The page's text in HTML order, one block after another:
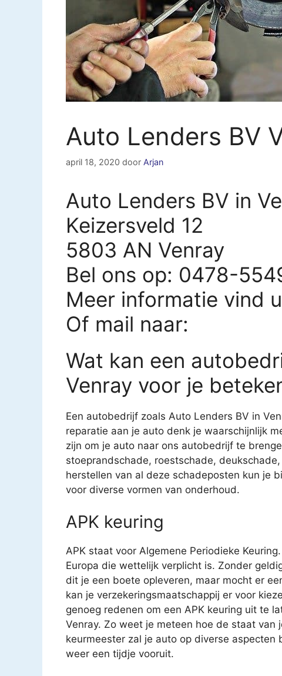
Auto Lenders BV
april 18, 2020 door Arjan
Auto Lenders BV in
Keizersveld 12
5803 AN Venray
Bel ons op: 0478-
Meer informatie vind
Of mail naar:
Wat kan een
Venray voor je
Een autobedrijf zoals Auto Lenders BV in
reparatie aan je auto denk je waarschijnlijk
zijn om je auto naar ons autobedrijf te
stoeprandschade, roestschade,
herstellen van al deze schadeposten kun je
voor diverse vormen van onderhoud.
APK keuring
APK staat voor Algemene Periodieke
Europa die wettelijk verplicht is. Zonder
dit je een boete opleveren, maar mocht er
kan je verzekeringsmaatschappij er voor
genoeg redenen om een APK keuring uit te
Venray. Zo weet je meteen hoe de staat van
keurmeester zal je auto op diverse aspecten
weer een tijdje vooruit.